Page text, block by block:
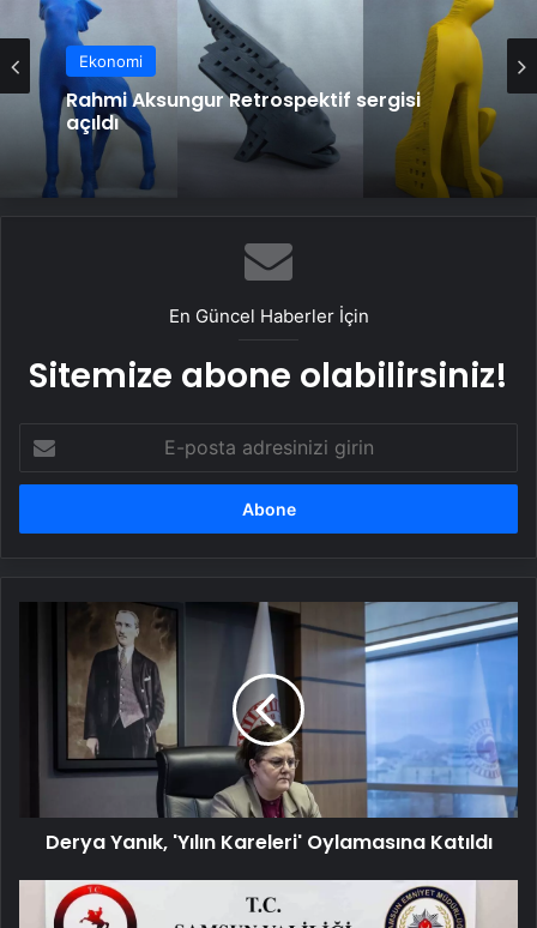
Ekonomi
Rahmi Aksungur Retrospektif sergisi
açıldı
En Güncel Haberler İçin
Sitemize abone olabilirsiniz!
posta
adresinizi
Oylamasına
Derya Yanık, 'Yılın Kareleri' Oylamasına Katıldı
Samsun'da
Tarihi